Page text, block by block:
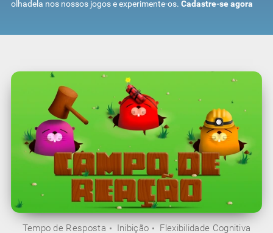
olhadela nos nossos jogos e experimente-os. Cadastre-se agora
Tempo de Resposta Inibição Flexibilidade Cognitiva